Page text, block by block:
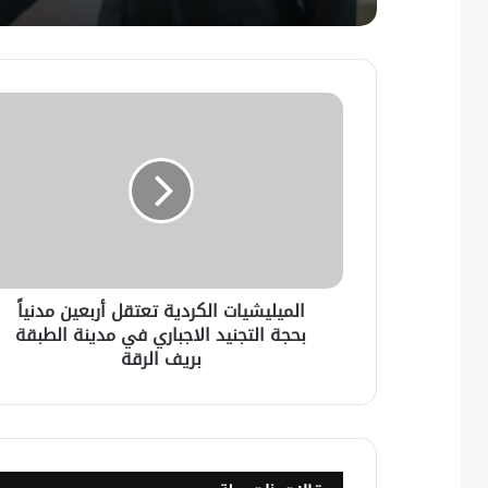
الميليشيات الكردية تعتقل أربعين مدنياً
بحجة التجنيد الاجباري في مدينة الطبقة
بريف الرقة